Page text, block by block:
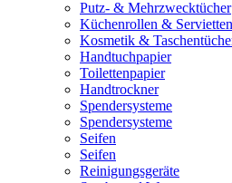
Putz- & Mehrzwecktücher
Küchenrollen & Servietten
Kosmetik &
Handtuchpapier
Toilettenpapier
Handtrockner
Spendersysteme
Spendersysteme
Seifen
Seifen
Reinigungsgeräte